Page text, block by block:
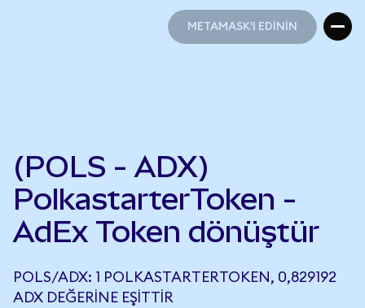
METAMASK'I EDİNİN
(POLS - ADX)
PolkastarterToken -
AdEx Token dönüştür
POLS/ADX: 1 POLKASTARTERTOKEN, 0,829192
ADX DEĞERINE EŞITTIR